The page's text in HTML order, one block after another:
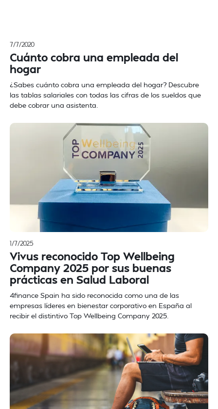
7/7/2020
Cuánto cobra una empleada del
hogar
¿Sabes cuánto cobra una empleada del hogar? Descubre
las tablas salariales con todas las cifras de los sueldos que
debe cobrar una asistenta.
1/7/2025
Vivus reconocido Top Wellbeing
Company 2025 por sus buenas
prácticas en Salud Laboral
4finance Spain ha sido reconocida como una de las
empresas líderes en bienestar corporativo en España al
recibir el distintivo Top Wellbeing Company 2025.